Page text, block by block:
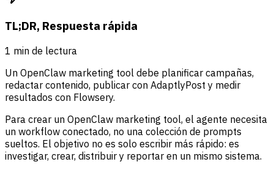
TL;DR, Respuesta rápida
1 min de lectura
Un OpenClaw marketing tool debe planificar campañas,
redactar contenido, publicar con AdaptlyPost y medir
resultados con Flowsery.
Para crear un OpenClaw marketing tool, el agente necesita
un workflow conectado, no una colección de prompts
sueltos. El objetivo no es solo escribir más rápido: es
investigar, crear, distribuir y reportar en un mismo sistema.